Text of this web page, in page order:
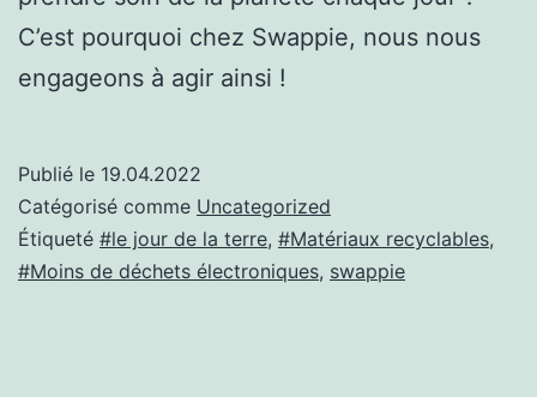
C’est pourquoi chez Swappie, nous nous
engageons à agir ainsi !
Publié le 19.04.2022
Catégorisé comme Uncategorized
Étiqueté #le jour de la terre, #Matériaux recyclables,
#Moins de déchets électroniques, swappie